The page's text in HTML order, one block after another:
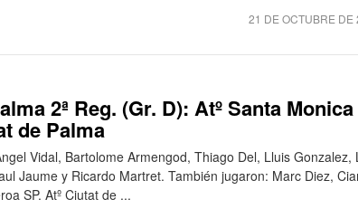
21 DE OCTUBRE DE
2ª Reg. (Gr. D): Atº Santa Monica
de Palma
Vidal, Bartolome Armengod, Thiago Del, Lluis Gonzalez,
Jaume y Ricardo Martret. También jugaron: Marc Diez,
SP. Atº Ciutat de ...